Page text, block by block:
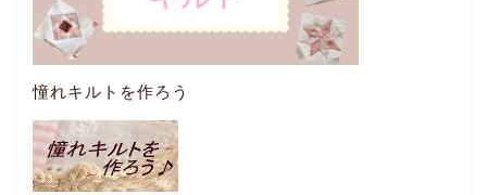
憧れキルトを作ろう